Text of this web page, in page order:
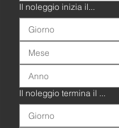
Il noleggio inizia il...
Il noleggio termina il ...